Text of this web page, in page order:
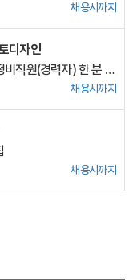
채용시까지
디자인
사고차공장 하체부 정비직원(경력자) 한 분 모십니다.
채용시까지
채용시까지